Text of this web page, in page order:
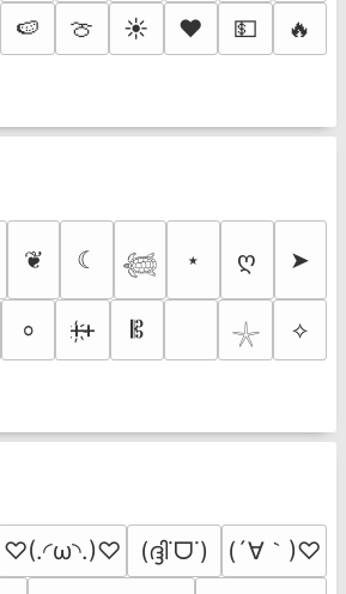
🍉 🍈 ☀️ ❤️ 💵 🔥
❦ ☾ 𓆉 ⋆ ღ ➤
⸰ ᚐ҉ᚐ 𝄡 𓇼 ⟡
♡(.◜ω◝.)♡ (ദ്ദി˙ᗜ˙) (´∀｀)♡